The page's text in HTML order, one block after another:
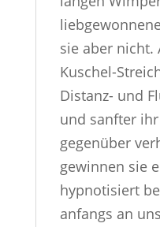
sie aber nicht.
Kuschel-
Distanz- und
und sanfter
gegenüber
gewinnen sie
hypnotisiert
anfangs an